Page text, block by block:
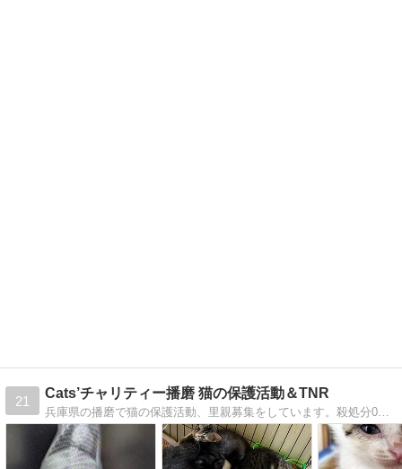
21
Cats’チャリティー播磨 猫の保護活動＆TNR
兵庫県の播磨で猫の保護活動、里親募集をしています。殺処分0を目指して活動しております！